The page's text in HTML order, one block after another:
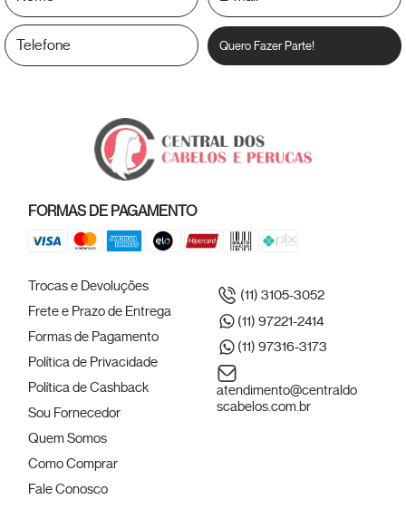
Quero Fazer Parte!
FORMAS DE PAGAMENTO
Trocas e Devoluções
Frete e Prazo de Entrega
Formas de Pagamento
Política de Privacidade
Política de Cashback
Sou Fornecedor
Quem Somos
Como Comprar
Fale Conosco
(11) 3105-3052
(11) 97221-2414
(11) 97316-3173
atendimento@centraldo
scabelos.com.br